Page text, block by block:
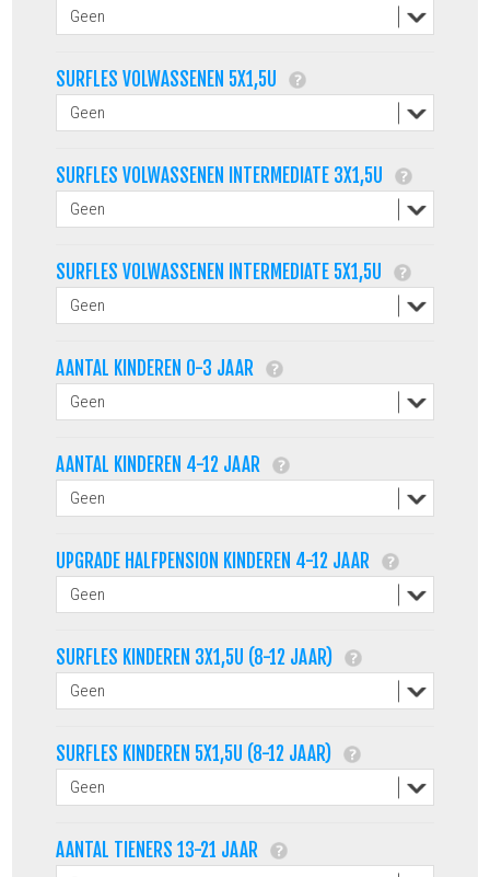
SURFLES VOLWASSENEN 5X1,5U
SURFLES VOLWASSENEN INTERMEDIATE 3X1,5U
SURFLES VOLWASSENEN INTERMEDIATE 5X1,5U
AANTAL KINDEREN 0-3 JAAR
AANTAL KINDEREN 4-12 JAAR
UPGRADE HALFPENSION KINDEREN 4-12 JAAR
SURFLES KINDEREN 3X1,5U (8-12 JAAR)
SURFLES KINDEREN 5X1,5U (8-12 JAAR)
AANTAL TIENERS 13-21 JAAR